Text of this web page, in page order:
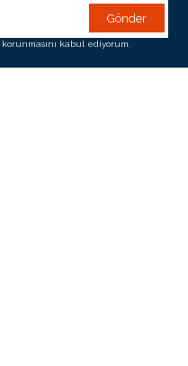
Gönder
korunmasını kabul ediyorum.